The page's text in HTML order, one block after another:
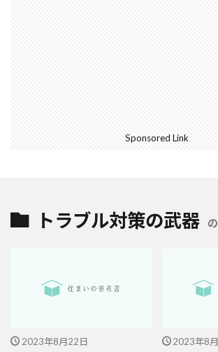
Sponsored Link
トラブル対策の武器
2023年8月22日 2023年8